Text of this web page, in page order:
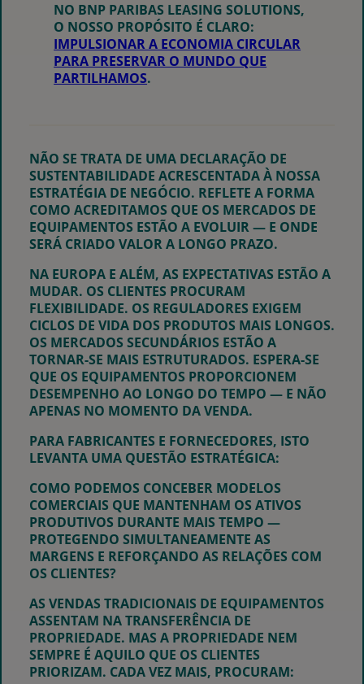
NO BNP PARIBAS LEASING SOLUTIONS,
O NOSSO PROPÓSITO É CLARO:
IMPULSIONAR A ECONOMIA CIRCULAR
PARA PRESERVAR O MUNDO QUE
PARTILHAMOS.
NÃO SE TRATA DE UMA DECLARAÇÃO DE
SUSTENTABILIDADE ACRESCENTADA À NOSSA
ESTRATÉGIA DE NEGÓCIO. REFLETE A FORMA
COMO ACREDITAMOS QUE OS MERCADOS DE
EQUIPAMENTOS ESTÃO A EVOLUIR — E ONDE
SERÁ CRIADO VALOR A LONGO PRAZO.
NA EUROPA E ALÉM, AS EXPECTATIVAS ESTÃO A
MUDAR. OS CLIENTES PROCURAM
FLEXIBILIDADE. OS REGULADORES EXIGEM
CICLOS DE VIDA DOS PRODUTOS MAIS LONGOS.
OS MERCADOS SECUNDÁRIOS ESTÃO A
TORNAR-SE MAIS ESTRUTURADOS. ESPERA-SE
QUE OS EQUIPAMENTOS PROPORCIONEM
DESEMPENHO AO LONGO DO TEMPO — E NÃO
APENAS NO MOMENTO DA VENDA.
PARA FABRICANTES E FORNECEDORES, ISTO
LEVANTA UMA QUESTÃO ESTRATÉGICA:
COMO PODEMOS CONCEBER MODELOS
COMERCIAIS QUE MANTENHAM OS ATIVOS
PRODUTIVOS DURANTE MAIS TEMPO —
PROTEGENDO SIMULTANEAMENTE AS
MARGENS E REFORÇANDO AS RELAÇÕES COM
OS CLIENTES?
AS VENDAS TRADICIONAIS DE EQUIPAMENTOS
ASSENTAM NA TRANSFERÊNCIA DE
PROPRIEDADE. MAS A PROPRIEDADE NEM
SEMPRE É AQUILO QUE OS CLIENTES
PRIORIZAM. CADA VEZ MAIS, PROCURAM: